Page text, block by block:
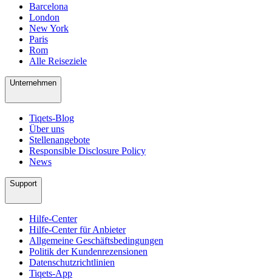
Barcelona
London
New York
Paris
Rom
Alle Reiseziele
Unternehmen
Tiqets-Blog
Über uns
Stellenangebote
Responsible Disclosure Policy
News
Support
Hilfe-Center
Hilfe-Center für Anbieter
Allgemeine Geschäftsbedingungen
Politik der Kundenrezensionen
Datenschutzrichtlinien
Tiqets-App